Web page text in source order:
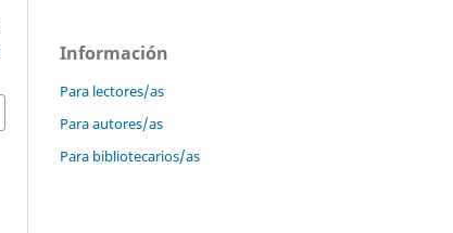
Información
Para lectores/as
Para autores/as
Para bibliotecarios/as